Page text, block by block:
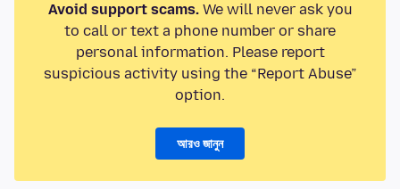
Avoid support scams.We will never ask you
to call or text a phone number or share
personal information. Please report
suspicious activity using the “Report Abuse”
option.
আরও জানুন